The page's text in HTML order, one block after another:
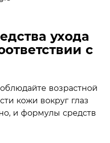
ухода
с
возрастной
кожи вокруг глаз
и формулы средств